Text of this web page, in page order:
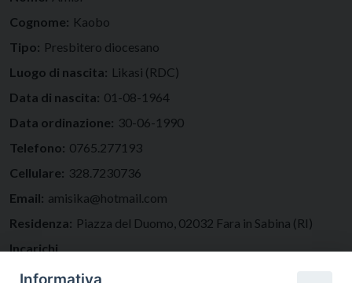
Cognome: Kaobo
Tipo: Presbitero diocesano
Luogo di nascita: Likasi (RDC)
Data di nascita: 01-08-1964
Data ordinazione: 30-06-1990
Telefono: 0765.277193
Cellulare: 328.7230736
Email: amisika@hotmail.com
Residenza: Piazza del Duomo, 02032 Fara in Sabina (RI)
Incarichi
Parroco
presso